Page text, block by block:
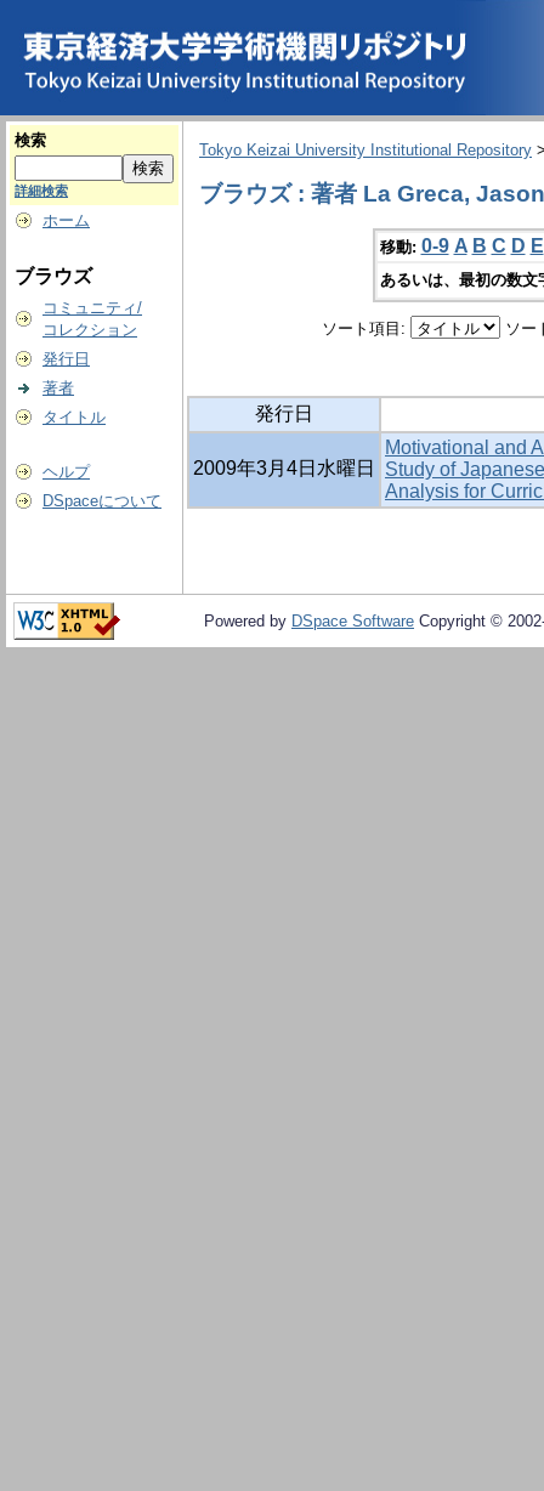
検索
詳細検索
ホーム
ブラウズ
コミュニティ/
コレクション
発行日
著者
タイトル
ヘルプ
DSpaceについて
Tokyo Keizai University Institutional Repository
ブラウズ : 著者 La Greca, Jason
移動: 0-9 A B C D E
あるいは、最初の数
ソート項目: ソー
発行日
2009年3月4日水曜日
Motivational and
Study of
Analysis for
Powered by DSpace Software Copyright ©